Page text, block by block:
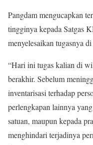
Pangdam mengucapkan
tingginya kepada
menyelesaikan tugasnya
“Hari ini tugas kalian di
berakhir. Sebelum
inventarisasi terhadap
perlengkapan lainnya
satuan, maupun kepada
menghindari terjadinya